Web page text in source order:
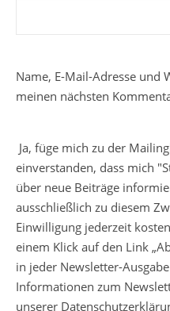
Name, E-Mail-Adresse und
meinen nächsten
Ja, füge mich zu der
einverstanden, dass mich
über neue Beiträge
ausschließlich zu diesem
Einwilligung jederzeit
einem Klick auf den Link
in jeder Newsletter-
Informationen zum
unserer